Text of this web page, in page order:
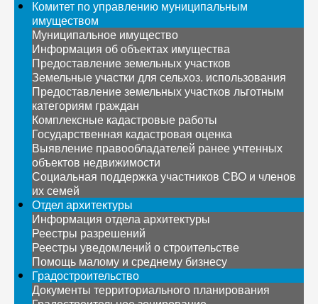
Комитет по управлению муниципальным
имуществом
Муниципальное имущество
Информация об объектах имущества
Предоставление земельных участков
Земельные участки для сельхоз. использования
Предоставление земельных участков льготным
категориям граждан
Комплексные кадастровые работы
Государственная кадастровая оценка
Выявление правообладателей ранее учтенных
объектов недвижимости
Социальная поддержка участников СВО и членов
их семей
Отдел архитектуры
Информация отдела архитектуры
Реестры разрешений
Реестры уведомлений о строительстве
Помощь малому и среднему бизнесу
Градостроительство
Документы территориального планирования